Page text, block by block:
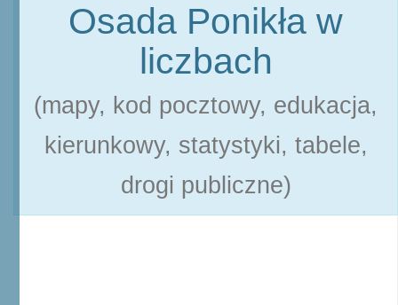
Osada Ponikła w
liczbach
(mapy, kod pocztowy, edukacja,
kierunkowy, statystyki, tabele,
drogi publiczne)